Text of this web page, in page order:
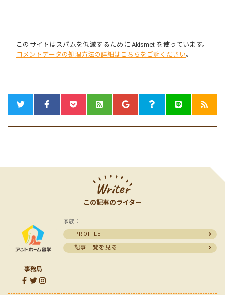
このサイトはスパムを低減するために Akismet を使っています。
コメントデータの処理方法の詳細はこちらをご覧ください。
Writer
この記事のライター
事務局
家族：
PROFILE
記事一覧を見る